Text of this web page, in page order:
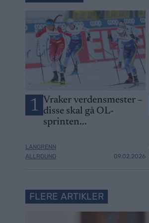
1 Vraker verdensmester –
disse skal gå OL-
sprinten...
LANGRENN
ALLROUND
09.02.2026
FLERE ARTIKLER